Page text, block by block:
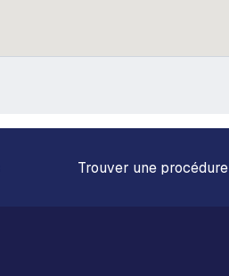
Trouver une procédure